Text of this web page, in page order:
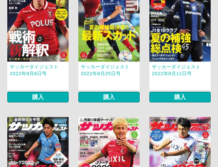
サッカーダイジェスト
2022年9月8日号
購入
サッカーダイジェスト
2022年8月25日号
購入
サッカーダイジェスト
2022年8月11日号
購入